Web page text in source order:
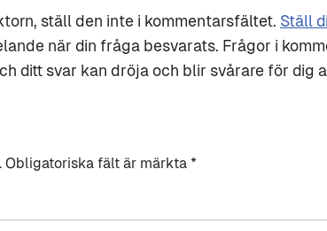
ställ den inte i kommentarsfältet. Ställ
när din fråga besvarats. Frågor i
ditt svar kan dröja och blir svårare för dig
Obligatoriska fält är märkta *